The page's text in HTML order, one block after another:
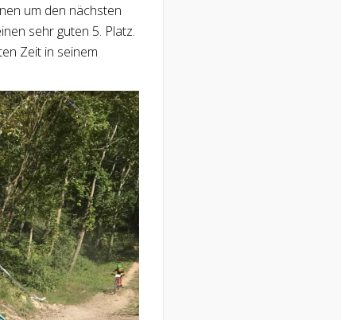
um den nächsten
sehr guten 5. Platz.
Zeit in seinem